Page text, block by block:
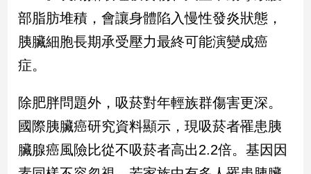
冠
毒
專
區
南
台
灣
部脂肪堆積，會讓身體陷入慢性發炎狀態，
胰臟細胞長期承受壓力最終可能演變成癌
症。
除肥胖問題外，吸菸對年輕族群傷害更深。
國際胰臟癌研究資料顯示，現吸菸者罹患胰
臟腺癌風險比從不吸菸者高出2.2倍。基因因